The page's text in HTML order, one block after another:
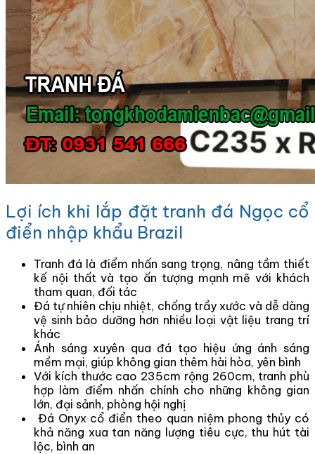
Lợi ích khi lắp đặt tranh đá Ngọc cổ
điển nhập khẩu Brazil
Tranh đá là điểm nhấn sang trọng, nâng tầm thiết
kế nội thất và tạo ấn tượng mạnh mẽ với khách
tham quan, đối tác
Đá tự nhiên chịu nhiệt, chống trầy xước và dễ dàng
vệ sinh bảo dưỡng hơn nhiều loại vật liệu trang trí
khác
Ánh sáng xuyên qua đá tạo hiệu ứng ánh sáng
mềm mại, giúp không gian thêm hài hòa, yên bình
Với kích thước cao 235cm rộng 260cm, tranh phù
hợp làm điểm nhấn chính cho những không gian
lớn, đại sảnh, phòng hội nghị
Đá Onyx cổ điển theo quan niệm phong thủy có
khả năng xua tan năng lượng tiêu cực, thu hút tài
lộc, bình an